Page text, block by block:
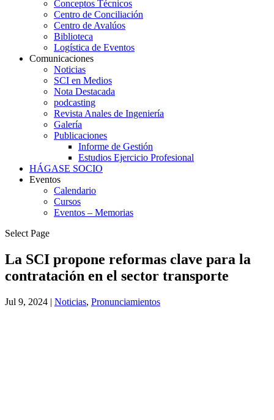
Conceptos Técnicos
Centro de Conciliación
Centro de Avalúos
Biblioteca
Logística de Eventos
Comunicaciones
Noticias
SCI en Medios
Nota Destacada
podcasting
Revista Anales de Ingeniería
Galería
Publicaciones
Informe de Gestión
Estudios Ejercicio Profesional
HÁGASE SOCIO
Eventos
Calendario
Cursos
Eventos – Memorias
Select Page
La SCI propone reformas clave para la
contratación en el sector transporte
Jul 9, 2024 | Noticias, Pronunciamientos